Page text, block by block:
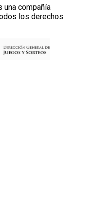
una compañía
los derechos